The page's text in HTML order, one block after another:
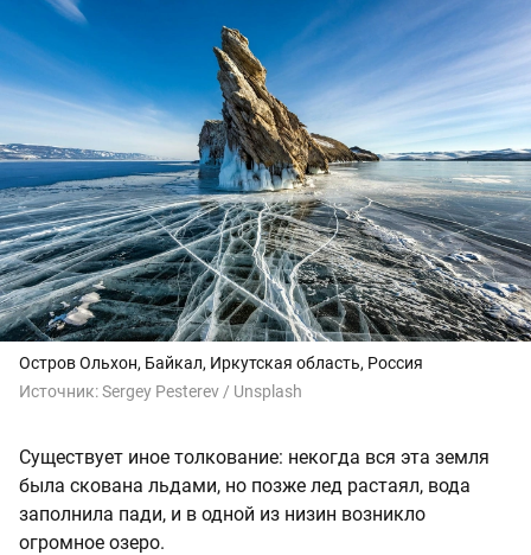
Остров Ольхон, Байкал, Иркутская область, Россия
Источник:Sergey Pesterev / Unsplash
Существует иное толкование: некогда вся эта земля
была скована льдами, но позже лед растаял, вода
заполнила пади, и в одной из низин возникло
огромное озеро.